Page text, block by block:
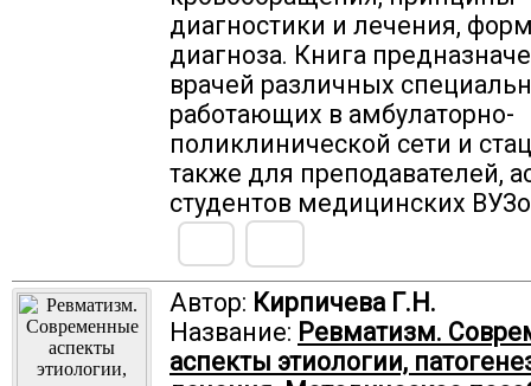
диагностики и лечения,
диагноза. Книга
врачей различных
работающих в амбулаторно-
поликлинической сети и
также для преподавателей,
студентов медицинских
Автор: Кирпичева Г.Н.
Название: Ревматизм.
аспекты этиологии,